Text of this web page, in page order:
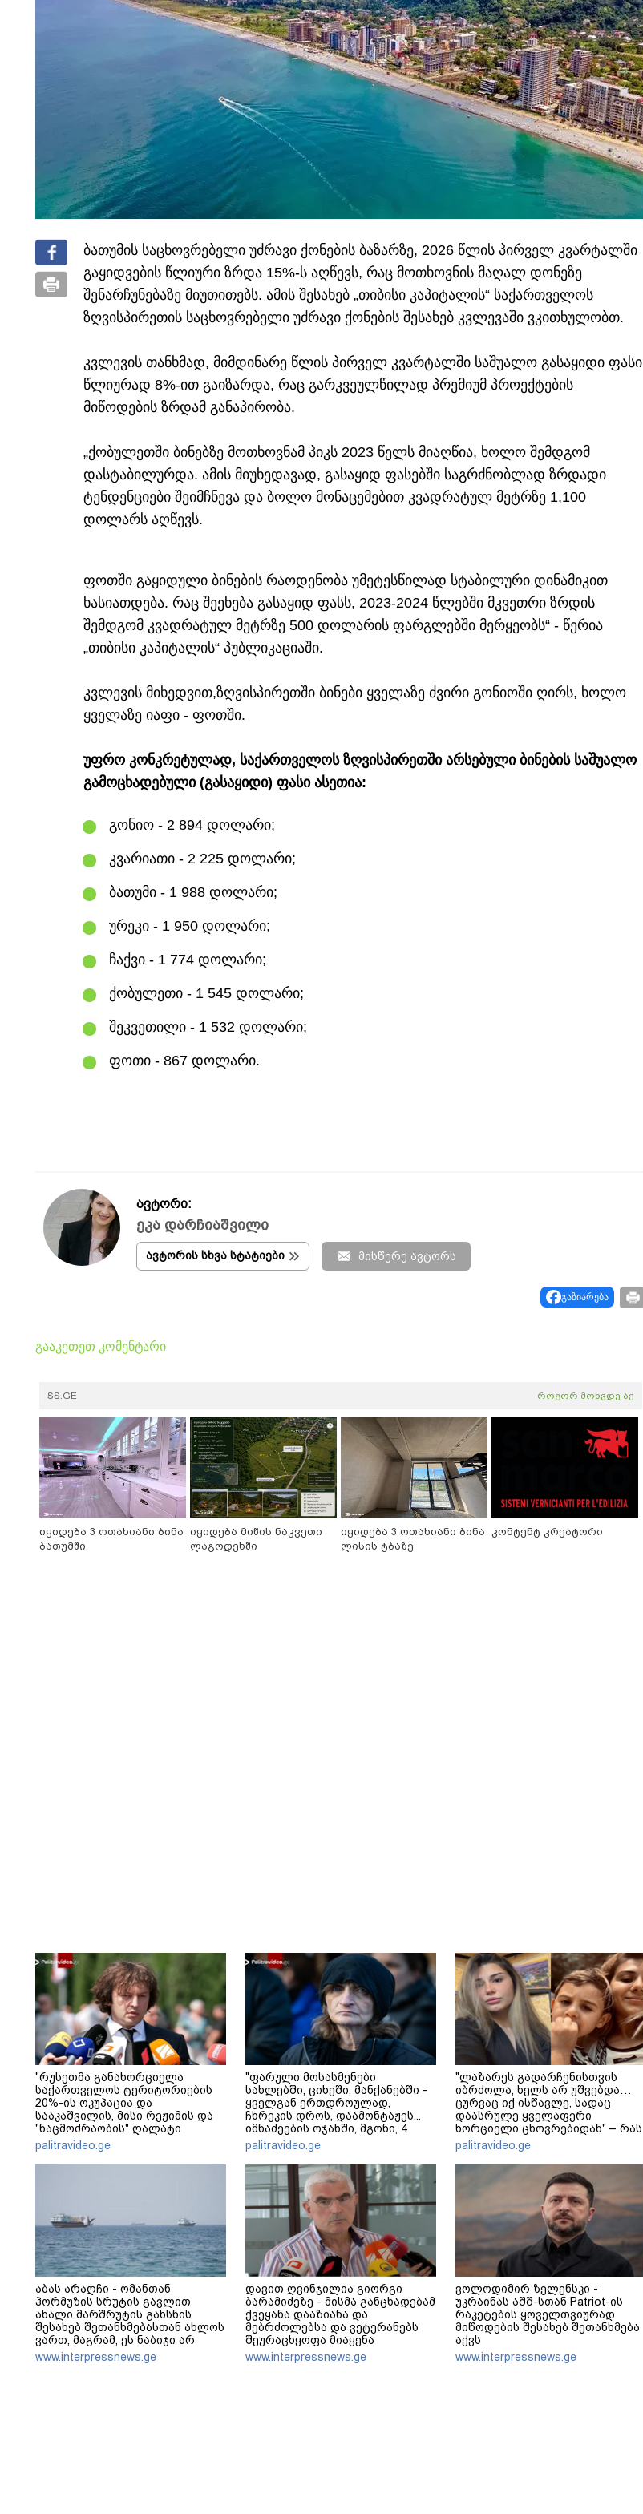
ბათუმის საცხოვრებელი უძრავი ქონების ბაზარზე, 2026 წლის პირველ კვარტალში
გაყიდვების წლიური ზრდა 15%-ს აღწევს, რაც მოთხოვნის მაღალ დონეზე
შენარჩუნებაზე მიუთითებს. ამის შესახებ „თიბისი კაპიტალის“ საქართველოს
ზღვისპირეთის საცხოვრებელი უძრავი ქონების შესახებ კვლევაში ვკითხულობთ.
კვლევის თანხმად, მიმდინარე წლის პირველ კვარტალში საშუალო გასაყიდი ფასი
წლიურად 8%-ით გაიზარდა, რაც გარკვეულწილად პრემიუმ პროექტების
მიწოდების ზრდამ განაპირობა.
„ქობულეთში ბინებზე მოთხოვნამ პიკს 2023 წელს მიაღწია, ხოლო შემდგომ
დასტაბილურდა. ამის მიუხედავად, გასაყიდ ფასებში საგრძნობლად ზრდადი
ტენდენციები შეიმჩნევა და ბოლო მონაცემებით კვადრატულ მეტრზე 1,100
დოლარს აღწევს.
ფოთში გაყიდული ბინების რაოდენობა უმეტესწილად სტაბილური დინამიკით
ხასიათდება. რაც შეეხება გასაყიდ ფასს, 2023-2024 წლებში მკვეთრი ზრდის
შემდგომ კვადრატულ მეტრზე 500 დოლარის ფარგლებში მერყეობს“ - წერია
„თიბისი კაპიტალის“ პუბლიკაციაში.
კვლევის მიხედვით,ზღვისპირეთში ბინები ყველაზე ძვირი გონიოში ღირს, ხოლო
ყველაზე იაფი - ფოთში.
უფრო კონკრეტულად, საქართველოს ზღვისპირეთში არსებული ბინების საშუალო
გამოცხადებული (გასაყიდი) ფასი ასეთია:
გონიო - 2 894 დოლარი;
კვარიათი - 2 225 დოლარი;
ბათუმი - 1 988 დოლარი;
ურეკი - 1 950 დოლარი;
ჩაქვი - 1 774 დოლარი;
ქობულეთი - 1 545 დოლარი;
შეკვეთილი - 1 532 დოლარი;
ფოთი - 867 დოლარი.
ავტორი:
ეკა დარჩიაშვილი
ავტორის სხვა სტატიები მისწერე ავტორს
გაზიარება
გააკეთეთ კომენტარი
SS.GE როგორ მოხვდე აქ
იყიდება 3 ოთახიანი ბინა
ბათუმში
იყიდება მიწის ნაკვეთი
ლაგოდეხში
იყიდება 3 ოთახიანი ბინა
ლისის ტბაზე
კონტენტ კრეატორი
"რუსეთმა განახორციელა
საქართველოს ტერიტორიების
20%-ის ოკუპაცია და
სააკაშვილის, მისი რეჟიმის და
"ნაცმოძრაობის" ღალატი
ვერანაირად ვერ გადაფარავს
ამ დანაშაულს" - ირაკლი
კობახიძე
palitravideo.ge
"ფარული მოსასმენები
სახლებში, ციხეში, მანქანებში -
ყველგან ერთდროულად,
ჩხრეკის დროს, დაამონტაჟეს...
იმნაძეების ოჯახში, მგონი, 4
მოსასმენი იყო..." - ეკა კუპატაძე
palitravideo.ge
"ლაზარეს გადარჩენისთვის
იბრძოლა, ხელს არ უშვებდა…
ცურვაც იქ ისწავლე, სადაც
დაასრულე ყველაფერი
ხორციელი ცხოვრებიდან" – რას
წერს ხობში დაღუპული დედა-
შვილის ახლობელი?
palitravideo.ge
აბას არაღჩი - ომანთან
ჰორმუზის სრუტის გავლით
ახალი მარშრუტის გახსნის
შესახებ შეთანხმებასთან ახლოს
ვართ, მაგრამ, ეს ნაბიჯი არ
უნდა იქნას გაგებული, როგორც
ჰორმუზის სრუტის ხელახლა
www.interpressnews.ge
დავით ღვინჯილია გიორგი
ბარამიძეზე - მისმა განცხადებამ
ქვეყანა დააზიანა და
მებრძოლებსა და ვეტერანებს
შეურაცხყოფა მიაყენა
www.interpressnews.ge
ვოლოდიმირ ზელენსკი -
უკრაინას აშშ-სთან Patriot-ის
რაკეტების ყოველთვიურად
მიწოდების შესახებ შეთანხმება
აქვს
www.interpressnews.ge